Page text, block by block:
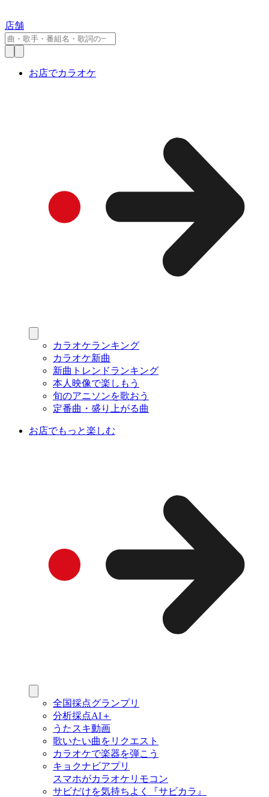
店舗
お店でカラオケ
カラオケランキング
カラオケ新曲
新曲トレンドランキング
本人映像で楽しもう
旬のアニソンを歌おう
定番曲・盛り上がる曲
お店でもっと楽しむ
全国採点グランプリ
分析採点AI＋
うたスキ動画
歌いたい曲をリクエスト
カラオケで楽器を弾こう
キョクナビアプリ
スマホがカラオケリモコン
サビだけを気持ちよく『サビカラ』